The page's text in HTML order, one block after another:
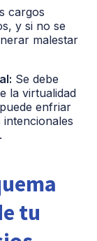
cargos
y si no se
malestar
Se debe
la virtualidad
enfriar
tu